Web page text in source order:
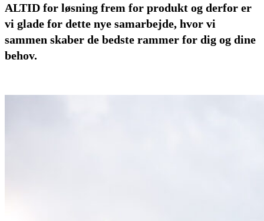
ALTID for løsning frem for produkt og derfor er
vi glade for dette nye samarbejde, hvor vi
sammen skaber de bedste rammer for dig og dine
behov.